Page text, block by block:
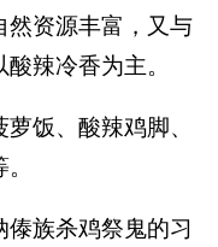
然资源丰富，又与
辣冷香为主。
饭、酸辣鸡脚、
族杀鸡祭鬼的习